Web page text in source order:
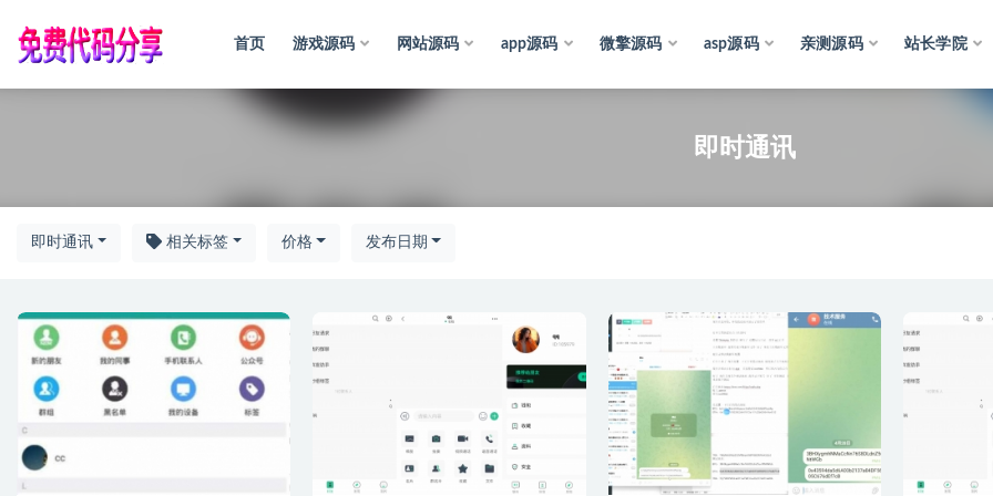
首页 游戏源码 网站源码 app源码 微擎源码 asp源码 亲测源码 站长学院
即时通讯
即时通讯 相关标签 价格 发布日期